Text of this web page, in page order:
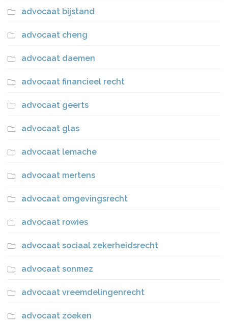
advocaat bijstand
advocaat cheng
advocaat daemen
advocaat financieel recht
advocaat geerts
advocaat glas
advocaat lemache
advocaat mertens
advocaat omgevingsrecht
advocaat rowies
advocaat sociaal zekerheidsrecht
advocaat sonmez
advocaat vreemdelingenrecht
advocaat zoeken